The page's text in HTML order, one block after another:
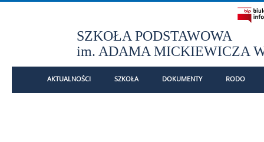
SZKOŁA PODSTAWOWA
im. ADAMA MICKIEWICZA
- RODZICE
Menu główne
AKTUALNOŚCI SZKOŁA DOKUMENTY RODO